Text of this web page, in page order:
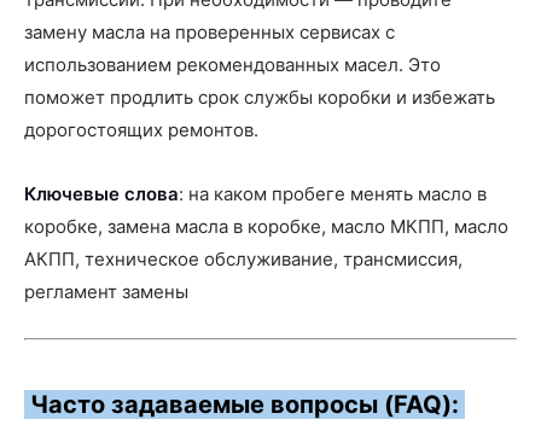
замену масла на проверенных сервисах с
использованием рекомендованных масел. Это
поможет продлить срок службы коробки и избежать
дорогостоящих ремонтов.
Ключевые слова: на каком пробеге менять масло в
коробке, замена масла в коробке, масло МКПП, масло
АКПП, техническое обслуживание, трансмиссия,
регламент замены
Часто задаваемые вопросы (FAQ):